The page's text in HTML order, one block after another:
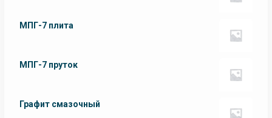
МПГ-7 плита
МПГ-7 пруток
Графит смазочный